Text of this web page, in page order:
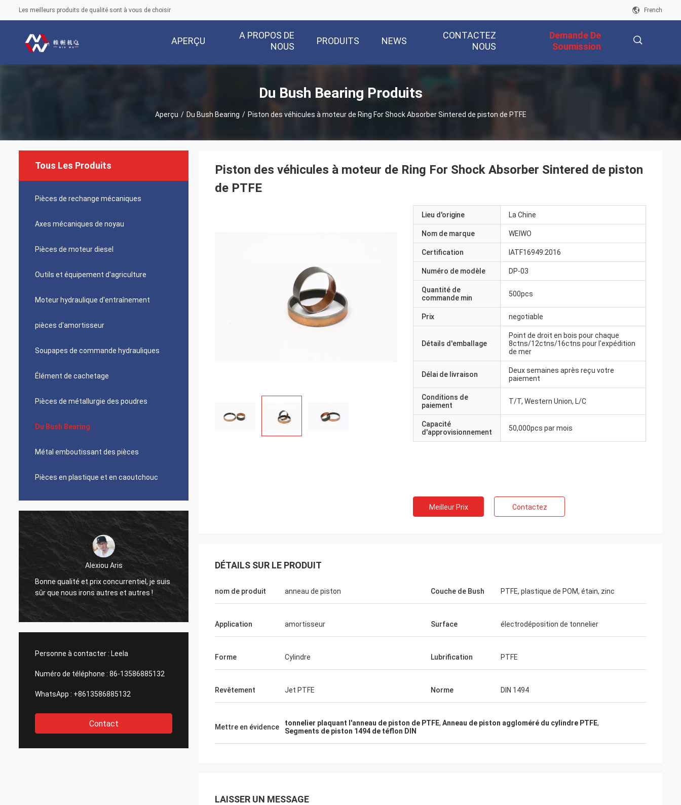
Les meilleurs produits de qualité sont à vous de choisir French
APERÇU
A PROPOS DE
NOUS
PRODUITS NEWS
CONTACTEZ
NOUS
Demande De
Soumission
Du Bush Bearing Produits
Aperçu / Du Bush Bearing / Piston des véhicules à moteur de Ring For Shock Absorber Sintered de piston de PTFE
Tous Les Produits
Pièces de rechange mécaniques
Axes mécaniques de noyau
Pièces de moteur diesel
Outils et équipement d'agriculture
Moteur hydraulique d'entraînement
pièces d'amortisseur
Soupapes de commande hydrauliques
Élément de cachetage
Pièces de métallurgie des poudres
Du Bush Bearing
Métal emboutissant des pièces
Pièces en plastique et en caoutchouc
Alexiou Aris
Bonne qualité et prix concurrentiel, je suis
sûr que nous irons autres et autres !
aiment des amis, facile à obtenir avec,
coopération très agréable !
continuerons notre coopération. Associé
de qualité !
Personne à contacter : Leela
Numéro de téléphone : 86-13586885132
WhatsApp : +8613586885132
Contact
Piston des véhicules à moteur de Ring For Shock Absorber Sintered de piston
de PTFE
Lieu d'origine La Chine
Nom de marque WEIWO
Certification IATF16949:2016
Numéro de modèle DP-03
Quantité de
commande min
500pcs
Prix negotiable
Détails d'emballage
Point de droit en bois pour chaque
8ctns/12ctns/16ctns pour l'expédition
de mer
Délai de livraison
Deux semaines après reçu votre
paiement
Conditions de
paiement
T/T, Western Union, L/C
Capacité
d'approvisionnement
50,000pcs par mois
Meilleur Prix Contactez
DÉTAILS SUR LE PRODUIT
nom de produit anneau de piston Couche de Bush PTFE, plastique de POM, étain, zinc
Application amortisseur Surface électrodéposition de tonnelier
Forme Cylindre Lubrification PTFE
Revêtement Jet PTFE Norme DIN 1494
Mettre en évidence tonnelier plaquant l'anneau de piston de PTFE, Anneau de piston aggloméré du cylindre PTFE,
Segments de piston 1494 de téflon DIN
LAISSER UN MESSAGE